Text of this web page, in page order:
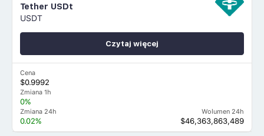
Tether USDt
USDT
Cena
$0.9992
Zmiana 1h
0%
Zmiana 24h
0.02%
Wolumen 24h
$46,363,863,489
Czytaj więcej